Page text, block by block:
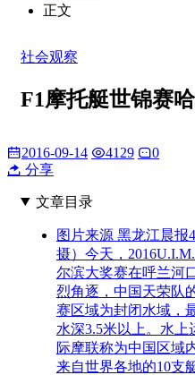
正文
社会观察
F1摩托艇世锦赛
2016-09-14 4129
0
分享
文章目录
图片来源 黑龙江晨报
摄）今天，
尔滨大奖赛在呼兰河
烈角逐，中国天荣队
赛区域为封闭水域，
水深3.5米以上。水
际摩联称为中国区域
来自世界各地的10支